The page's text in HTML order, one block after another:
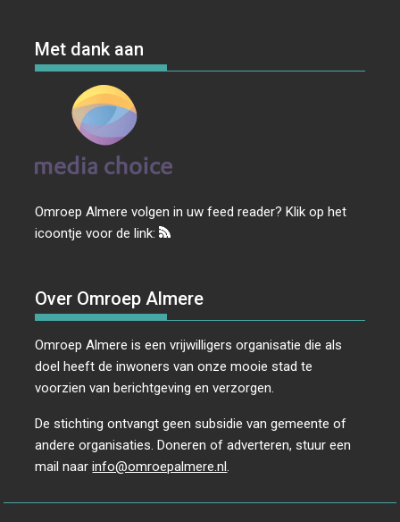
Met dank aan
Omroep Almere volgen in uw feed reader? Klik op het
icoontje voor de link:
Over Omroep Almere
Omroep Almere is een vrijwilligers organisatie die als
doel heeft de inwoners van onze mooie stad te
voorzien van berichtgeving en verzorgen.
De stichting ontvangt geen subsidie van gemeente of
andere organisaties. Doneren of adverteren, stuur een
mail naarinfo@omroepalmere.nl.